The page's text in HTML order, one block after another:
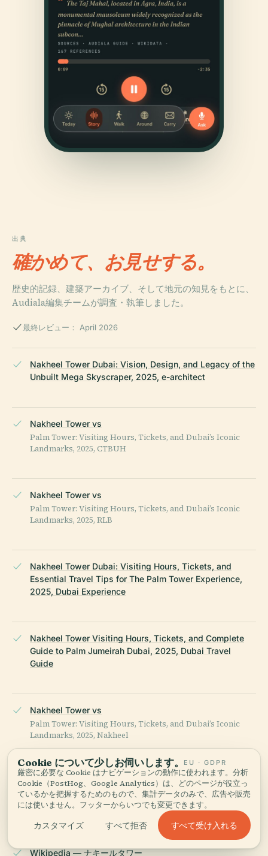
出典
確かめて、お見せする。
歴史的記録、建築アーカイブ、そして地元の知見をもとに、
Audiala編集チームが調査・執筆しました。
最終レビュー： April 2026
Nakheel Tower Dubai: Vision, Design, and Legacy of the
Unbuilt Mega Skyscraper, 2025, e-architect
Nakheel Tower vs
Palm Tower: Visiting Hours, Tickets, and Dubai’s Iconic
Landmarks, 2025, CTBUH
Nakheel Tower vs
Palm Tower: Visiting Hours, Tickets, and Dubai’s Iconic
Landmarks, 2025, RLB
Nakheel Tower Dubai: Visiting Hours, Tickets, and
Essential Travel Tips for The Palm Tower Experience,
2025, Dubai Experience
Nakheel Tower Visiting Hours, Tickets, and Complete
Guide to Palm Jumeirah Dubai, 2025, Dubai Travel
Guide
Nakheel Tower vs
Palm Tower: Visiting Hours, Tickets, and Dubai’s Iconic
Landmarks, 2025, Nakheel
Nakheel Tower vs
Palm Tower: Visiting Hours, Tickets, and Dubai’s Iconic
Landmarks, 2025, Dubai Land Department
Wikipedia — ナキールタワー
Cookie について少しお伺いします。 EU · GDPR
厳密に必要な Cookie はナビゲーションの動作に使われます。分析
Cookie（PostHog、Google Analytics）は、どのページが役立っ
ているかを把握するためのもので、集計データのみで、広告や販売
には使いません。フッターからいつでも変更できます。
カスタマイズ すべて拒否 すべて受け入れる